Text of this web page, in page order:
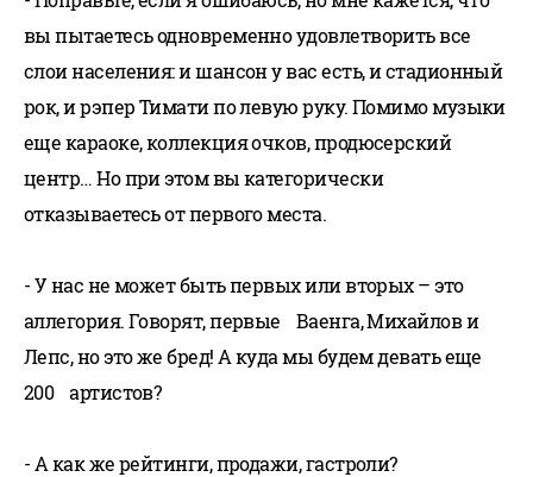
вы пытаетесь одновременно удовлетворить все
слои населения: и шансон у вас есть, и стадионный
рок, и рэпер Тимати по левую руку. Помимо музыки
еще караоке, коллекция очков, продюсерский
центр… Но при этом вы категорически
отказываетесь от первого места.
- У нас не может быть первых или вторых – это
аллегория. Говорят, первые Ваенга, Михайлов и
Лепс, но это же бред! А куда мы будем девать еще
200 артистов?
- А как же рейтинги, продажи, гастроли?